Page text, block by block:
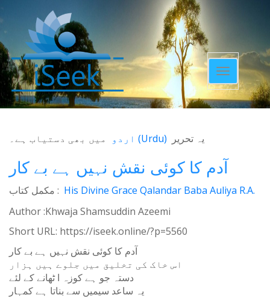
Toggle
navigation
یہ تحریر (Urdu) میں بھی دستیاب ہے۔
آدم کا کوئی نقش نہیں ہے بے کار
مکمل کتاب : His Divine Grace Qalandar Baba Auliya R.A.
Author :Khwaja Shamsuddin Azeemi
Short URL: https://iseek.online/?p=5560
آدم کا کوئی نقش نہیں ہے بے کار
اس خاک کی تخلیق میں جلوے ہیں ہزار
دستہ جو ہے کوزہ ا ٹھانے کے لئے
یہ ساعد سیمیں سے بناتا ہے کمہار